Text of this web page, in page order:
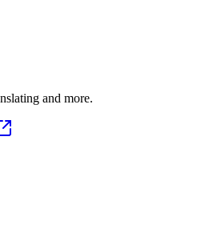
and more.